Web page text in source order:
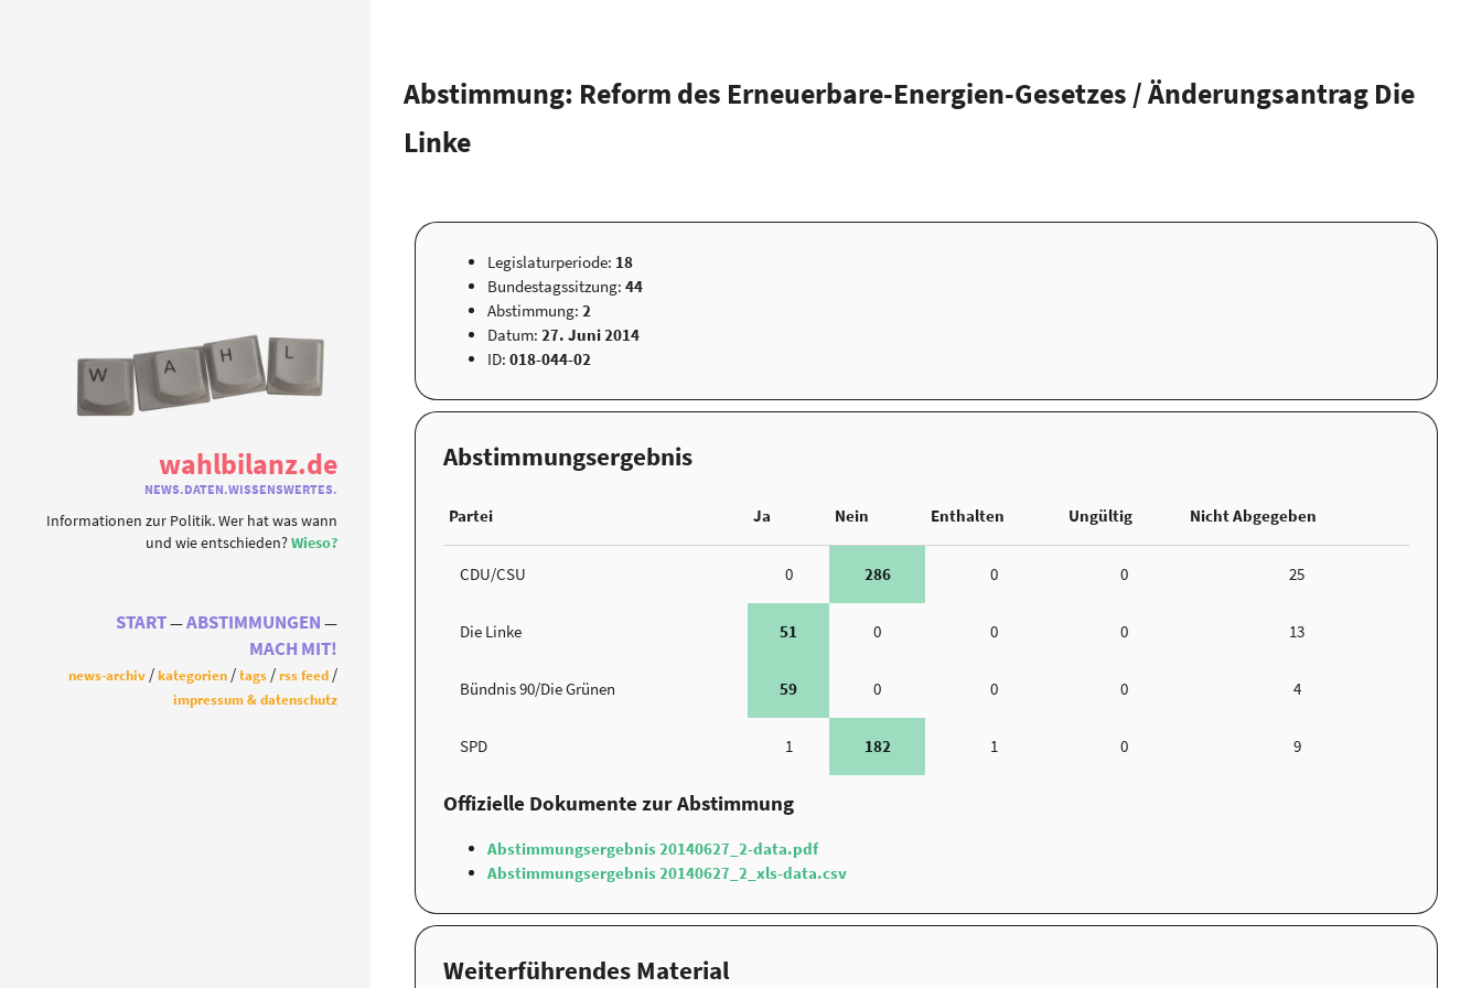
wahlbilanz.de
NEWS.DATEN.WISSENSWERTES.
Informationen zur Politik. Wer hat was wann
und wie entschieden?Wieso?
START
ABSTIMMUNGEN
MACH MIT!
news-archiv kategorien tags
rss feed
impressum & datenschutz
Abstimmung: Reform des Erneuerbare-Energien-Gesetzes / Änderungsantrag Die
Linke
Legislaturperiode: 18
Bundestagssitzung: 44
Abstimmung: 2
Datum: 27. Juni 2014
ID: 018-044-02
Abstimmungsergebnis
Partei Ja Nein Enthalten Ungültig Nicht Abgegeben
CDU/CSU 0 286 0 0 25
Die Linke 51 0 0 0 13
Bündnis 90/Die Grünen 59 0 0 0 4
SPD 1 182 1 0 9
Offizielle Dokumente zur Abstimmung
Abstimmungsergebnis 20140627_2-data.pdf
Abstimmungsergebnis 20140627_2_xls-data.csv
Weiterführendes Material